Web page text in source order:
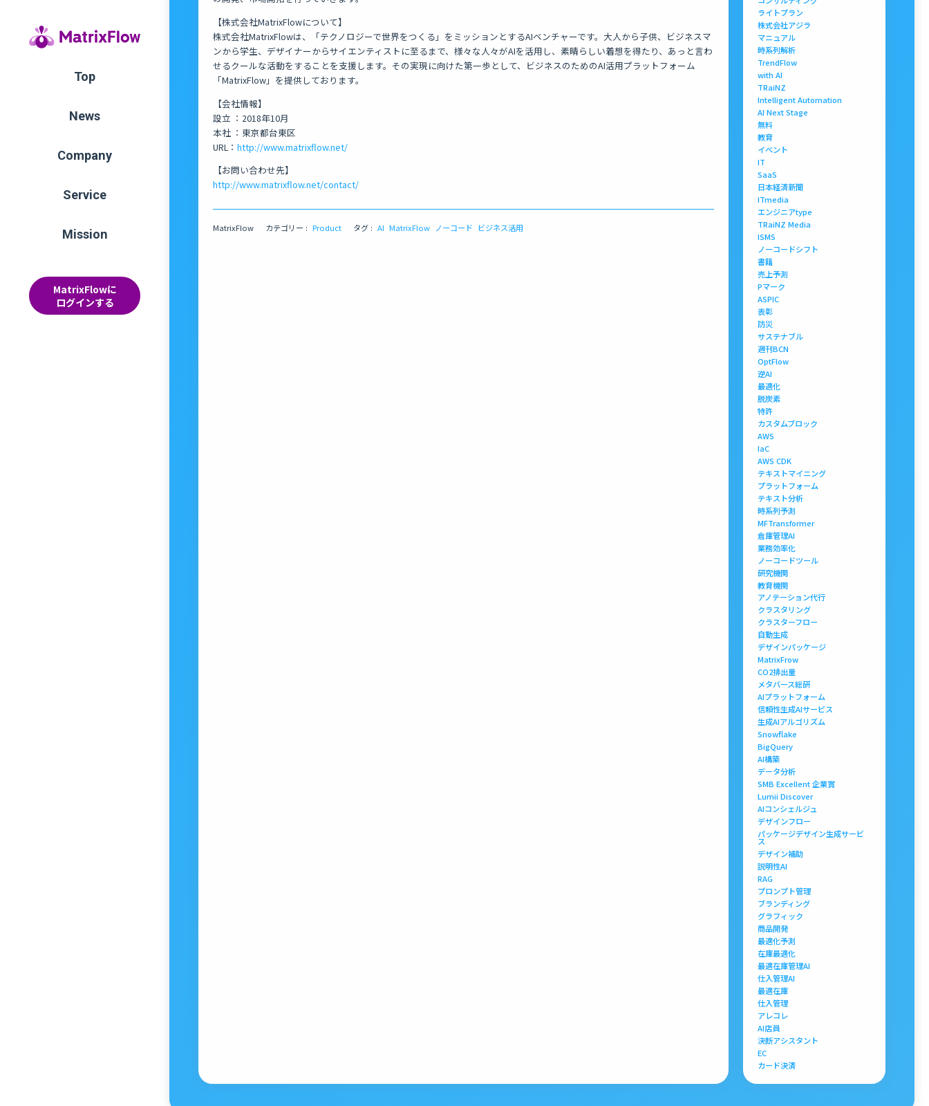
Top
News
Company
Service
Mission
MatrixFlowに
ログインする
【株式会社MatrixFlowについて】
株式会社MatrixFlowは、「テクノロジーで世界をつくる」をミッションとするAIベンチャーです。大人から子供、ビジネスマ
ンから学生、デザイナーからサイエンティストに至るまで、様々な人々がAIを活用し、素晴らしい着想を得たり、あっと言わ
せるクールな活動をすることを支援します。その実現に向けた第一歩として、ビジネスのためのAI活用プラットフォーム
「MatrixFlow」を提供しております。
【会社情報】
設立 ：2018年10月
本社 ：東京都台東区
URL： http://www.matrixflow.net/
【お問い合わせ先】
http://www.matrixflow.net/contact/
MatrixFlow カテゴリー : Product タグ : AI MatrixFlow ノーコード ビジネス活用
ライトプラン
株式会社アジラ
マニュアル
時系列解析
TrendFlow
with AI
TRaiNZ
Intelligent Automation
AI Next Stage
無料
教育
イベント
IT
SaaS
日本経済新聞
ITmedia
エンジニアtype
TRaiNZ Media
ISMS
ノーコードシフト
書籍
売上予測
Pマーク
ASPIC
表彰
防災
サステナブル
週刊BCN
OptFlow
逆AI
最適化
脱炭素
特許
カスタムブロック
AWS
IaC
AWS CDK
テキストマイニング
プラットフォーム
テキスト分析
時系列予測
MFTransformer
倉庫管理AI
業務効率化
ノーコードツール
研究機関
教育機関
アノテーション代行
クラスタリング
クラスターフロー
自動生成
デザインパッケージ
MatrixFrow
CO2排出量
メタバース総研
AIプラットフォーム
信頼性生成AIサービス
生成AIアルゴリズム
Snowflake
BigQuery
AI構築
データ分析
SMB Excellent 企業賞
Lumii Discover
AIコンシェルジュ
デザインフロー
パッケージデザイン生成サービ
ス
デザイン補助
説明性AI
RAG
プロンプト管理
ブランディング
グラフィック
商品開発
最適化予測
在庫最適化
最適在庫管理AI
仕入管理AI
最適在庫
仕入管理
アレコレ
AI店員
決断アシスタント
EC
カード決済